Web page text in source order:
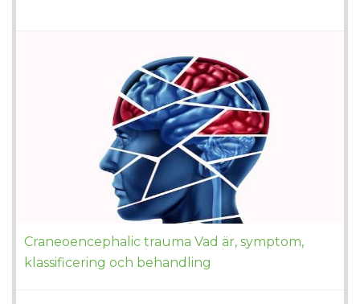
Craneoencephalic trauma Vad är, symptom,
klassificering och behandling